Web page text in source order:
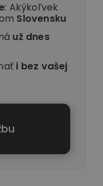
: Akýkoľvek
Slovensku
už dnes
i bez vašej